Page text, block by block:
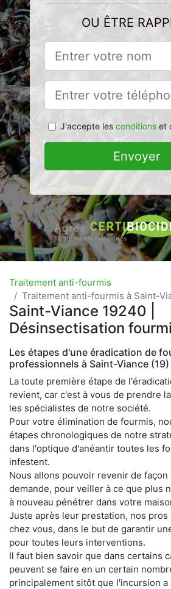
OU ÊTRE
J'accepte les conditionset
Envoyer
Traitement anti-fourmis
Traitement anti-fourmis à Saint-
Saint-Viance 19240 |
Désinsectisation
Les étapes d'une éradication de
professionnels à Saint-Viance (19)
La toute première étape de
revient, car c'est à vous de prendre
les spécialistes de notre société.
Pour votre élimination de fourmis,
étapes chronologiques de notre
dans l'optique d'anéantir toutes les
infestent.
Nous allons pouvoir revenir de
demande, pour veiller à ce que plus
à nouveau pénétrer dans votre
Juste après leur prestation, nos pros
chez vous, dans le but de garantir
pour toutes leurs interventions.
Il faut bien savoir que dans certains
peuvent se faire en un certain
principalement sitôt que l'incursion